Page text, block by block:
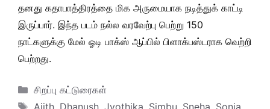
தனது கதாபாத்திரத்தை மிக அருமையாக நடித்துக் காட்டி
இருப்பார். இந்த படம் நல்ல வரவேற்பு பெற்று 150
நாட்களுக்கு மேல் ஓடி பாக்ஸ் ஆப்பில் பிளாக்பஸ்டராக வெற்றி
பெற்றது.
Categories
சிறப்பு கட்டுரைகள்
Tags
Ajith, Dhanush, Jyothika, Simbu, Sneha, Sonia